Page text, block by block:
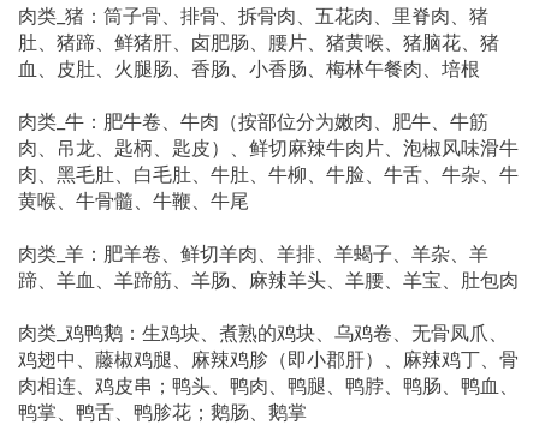
肉类_猪：筒子骨、排骨、拆骨肉、五花肉、里脊肉、猪
肚、猪蹄、鲜猪肝、卤肥肠、腰片、猪黄喉、猪脑花、猪
血、皮肚、火腿肠、香肠、小香肠、梅林午餐肉、培根
肉类_牛：肥牛卷、牛肉（按部位分为嫩肉、肥牛、牛筋
肉、吊龙、匙柄、匙皮）、鲜切麻辣牛肉片、泡椒风味滑牛
肉、黑毛肚、白毛肚、牛肚、牛柳、牛脸、牛舌、牛杂、牛
黄喉、牛骨髓、牛鞭、牛尾
肉类_羊：肥羊卷、鲜切羊肉、羊排、羊蝎子、羊杂、羊
蹄、羊血、羊蹄筋、羊肠、麻辣羊头、羊腰、羊宝、肚包肉
肉类_鸡鸭鹅：生鸡块、煮熟的鸡块、乌鸡卷、无骨凤爪、
鸡翅中、藤椒鸡腿、麻辣鸡胗（即小郡肝）、麻辣鸡丁、骨
肉相连、鸡皮串；鸭头、鸭肉、鸭腿、鸭脖、鸭肠、鸭血、
鸭掌、鸭舌、鸭胗花；鹅肠、鹅掌